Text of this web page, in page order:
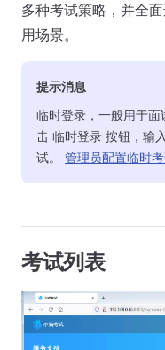
多种考试策略，并全
用场景。
提示消息
临时登录，一般用于
击 临时登录 按钮，输
试。 管理员配置临时
考试列表